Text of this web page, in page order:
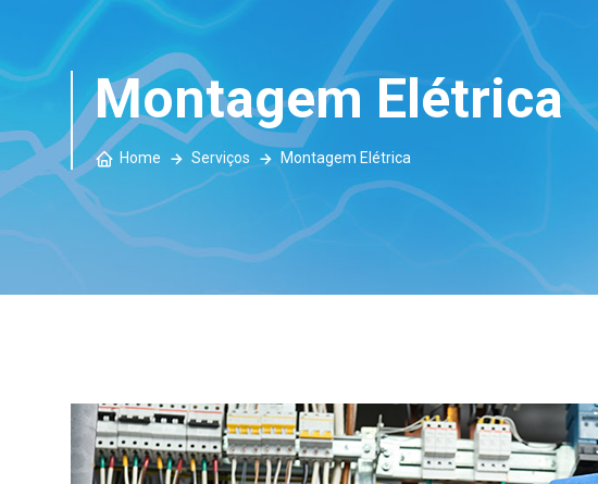
Montagem Elétrica
Home Serviços Montagem Elétrica